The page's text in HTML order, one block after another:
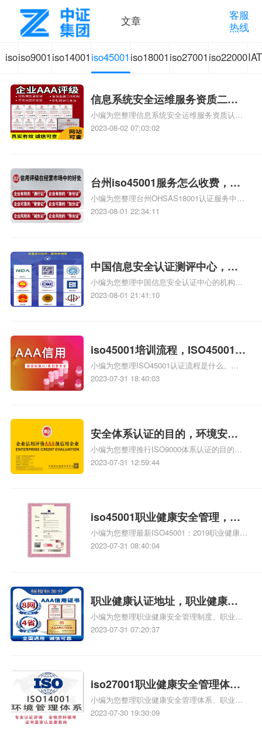
文章
客服
热线
iso
体
系
认
证
知
iso9001
质量管
理体系
认证咨
询
iso14001
环境管
理体系
认证咨
询
iso45001
康安全
咨询
iso18001
理体系
iso27001
全管理
iso22000
全管理
信息系统安全运维服务资质二级
费用，信息系统安全运维服务资
质二级
小编为您整理信息系统安全运维服务资质认证
证书机构有哪些、安全运维服务资质的费用是
识，详情可查看下方正文！
2023-08-02 07:03:02
台州iso45001服务怎么收费，台
州iso45001认证服务怎么收费
小编为您整理台州OHSAS18001认证服务中心
哪家收费便宜、台州ISO9000认证，哪个咨询
iso体系认证知识，详情可查看下方正文！
2023-08-01 22:34:11
中国信息安全认证测评中心，信
息安全测评认证中心
小编为您整理中国信息安全认证中心的机构简
介、戴尔有没有国家信息安全测评信息安全服
服务资质认证如何办理、第三方安全测评cma
测评机构为什么这么贵相关iso体系认证知识，
详情可查看下方正文！
2023-08-01 21:41:10
iso45001培训流程，ISO45001培
训
小编为您整理ISO45001认证流程是什么、
ISO45001认证的流程是什么、ISO45001内审
2023-07-31 18:40:03
安全体系认证的目的，环境安全
体系认证的目的
小编为您整理推行ISO9000体系认证的目的是
什么、建立职业健康安全管理体系的目的是什
2023-07-31 12:59:44
iso45001职业健康安全管理，职
业健康安全管理iso45001
小编为您整理最新ISO45001：2019职业健康安
全管理全套程序文件、最新ISO45001：2018职
全管理职责相关iso体系认证知识，详情可查看
下方正文！
2023-07-31 08:40:04
职业健康认证地址，职业健康管
理体系认证地址
小编为您整理职业健康安全管理制度、职业健
康安全管理程序、职业健康安全管理体系认
2023-07-31 07:20:37
iso27001职业健康安全管理体
系，iso27001职业健康安全管理
小编为您整理职业健康安全管理体系、职业健
康安全管理体系是什么、职业健康安全管理体
2023-07-30 19:30:09